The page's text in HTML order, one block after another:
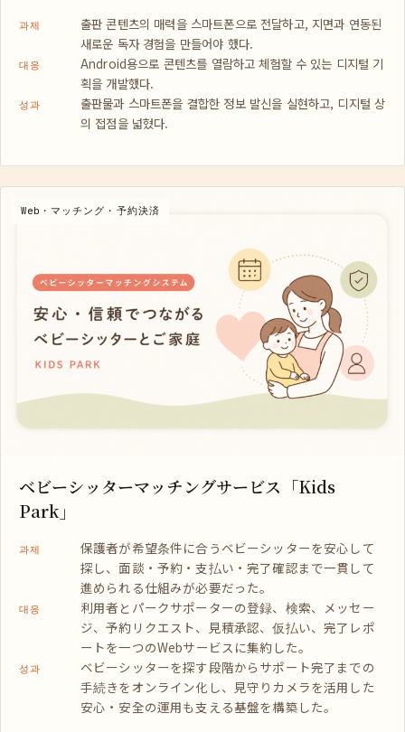
과제
출판 콘텐츠의 매력을 스마트폰으로 전달하고, 지면과 연동된
새로운 독자 경험을 만들어야 했다.
대응
Android용으로 콘텐츠를 열람하고 체험할 수 있는 디지털 기
획을 개발했다.
성과
출판물과 스마트폰을 결합한 정보 발신을 실현하고, 디지털 상
의 접점을 넓혔다.
Web・マッチング・予約決済
ベビーシッターマッチングサービス「Kids
Park」
과제
保護者が希望条件に合うベビーシッターを安心して
探し、面談・予約・支払い・完了確認まで一貫して
進められる仕組みが必要だった。
대응
利用者とパークサポーターの登録、検索、メッセー
ジ、予約リクエスト、見積承認、仮払い、完了レポ
ートを一つのWebサービスに集約した。
성과
ベビーシッターを探す段階からサポート完了までの
手続きをオンライン化し、見守りカメラを活用した
安心・安全の運用も支える基盤を構築した。